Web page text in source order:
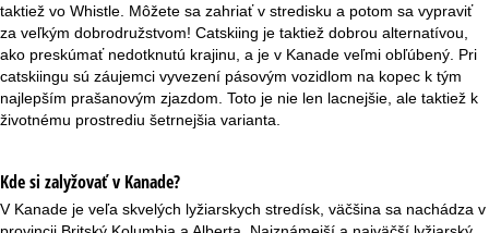
taktiež vo Whistle. Môžete sa zahriať v stredisku a potom sa vypraviť
za veľkým dobrodružstvom! Catskiing je taktiež dobrou alternatívou,
ako preskúmať nedotknutú krajinu, a je v Kanade veľmi obľúbený. Pri
catskiingu sú záujemci vyvezení pásovým vozidlom na kopec k tým
najlepším prašanovým zjazdom. Toto je nie len lacnejšie, ale taktiež k
životnému prostrediu šetrnejšia varianta.
Kde si zalyžovať v Kanade?
V Kanade je veľa skvelých lyžiarskych stredísk, väčšina sa nachádza v